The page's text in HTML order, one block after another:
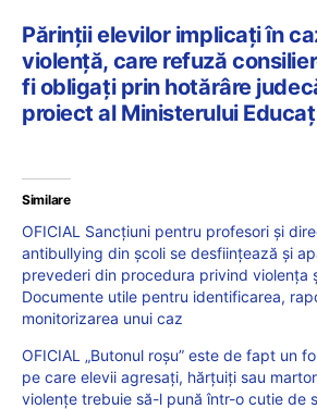
Părinții elevilor implicați în
violență, care refuză
fi obligați prin hotărâre
proiect al Ministerului
Similare
OFICIAL Sancțiuni pentru profesori și
antibullying din școli se desființează și
prevederi din procedura privind violența
Documente utile pentru identificarea,
monitorizarea unui caz
OFICIAL „Butonul roșu” este de fapt un
pe care elevii agresați, hărțuiți sau
violențe trebuie să-l pună într-o cutie de